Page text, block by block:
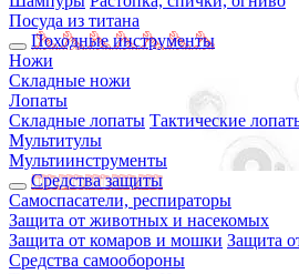
Посуда из титана
Походные инструменты
Ножи
Складные ножи
Лопаты
Складные лопаты Тактические
Мультитулы
Мультиинструменты
Средства защиты
Самоспасатели, респираторы
Защита от животных и насекомых
Защита от комаров и мошки Защита
Средства самообороны